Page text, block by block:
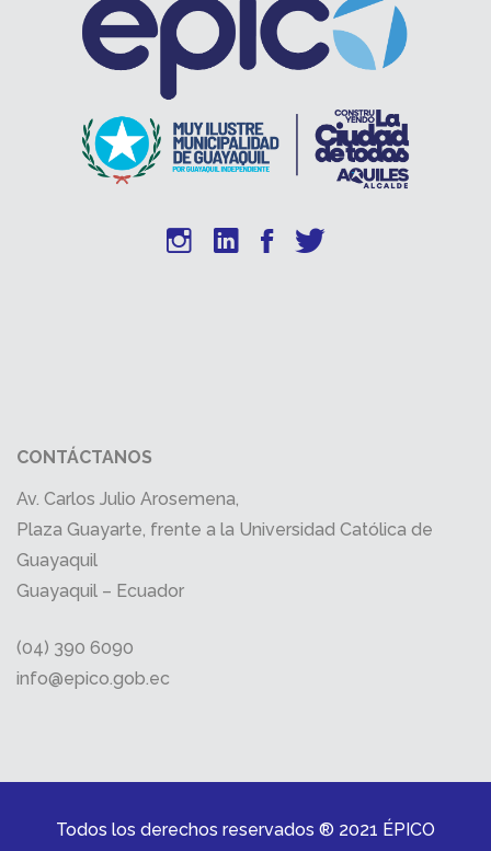
CONTÁCTANOS
Av. Carlos Julio Arosemena,
Plaza Guayarte, frente a la Universidad Católica de
Guayaquil
Guayaquil – Ecuador
(04) 390 6090
info@epico.gob.ec
Todos los derechos reservados ® 2021 ÉPICO